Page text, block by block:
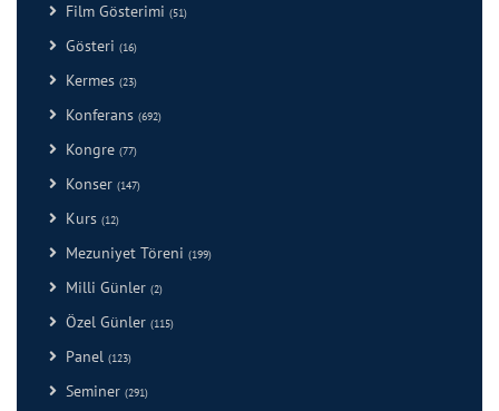
Film Gösterimi (51)
Gösteri (16)
Kermes (23)
Konferans (692)
Kongre (77)
Konser (147)
Kurs (12)
Mezuniyet Töreni (199)
Milli Günler (2)
Özel Günler (115)
Panel (123)
Seminer (291)